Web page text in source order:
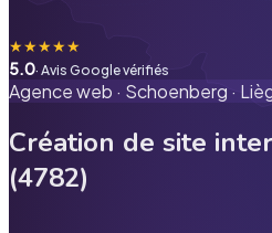
★★★★★
5.0· Avis Google vérifiés
Agence web · Schoenberg ·
Création de site
(4782)